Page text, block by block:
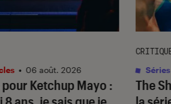
pour Ketchup Mayo :
• 06 août. 2026
The
Séries